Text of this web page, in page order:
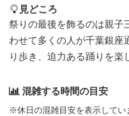
見どころ
祭りの最後を飾るのは親子
わせて多くの人が千葉銀座
り歩き、迫力ある踊りを楽
混雑する時間の目安
※休日の混雑目安を表示してい